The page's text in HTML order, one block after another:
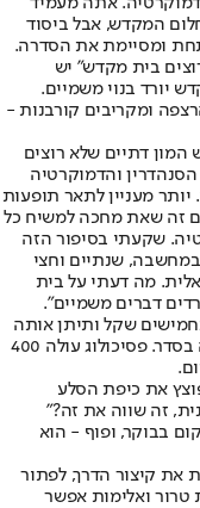
המקדש, אבל ביסוד
ומסיימת את הסדרה.
בית מקדש" יש
יורד בנוי משמיים.
ומקריבים קורבנות -
המון דתיים שלא רוצים
והדמוקרטיה
מעניין לתאר תופעות
זה שאת מחכה למשיח כל
שקעתי בסיפור הזה
שנתיים וחצי
מה דעתי על בית
דברים משמיים".
שקל ותיתן אותה
לכהן, ובאותו רגע נמחל לך ומבטיחים לך שיהיה בסדר. פסיכולוג עולה 400
את כיפת הסלע
זה שווה את זה?"
בבוקר, ופוף - הוא
את קיצור הדרך, לפתור
טרור ואלימות אפשר